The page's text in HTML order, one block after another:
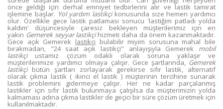
önce geldiği için derhal emniyet tedbirlerini alır ve lastik tamirat
işlemine başlar. Yol yardım lastikçikonusunda size hemen yardımcı
olur. Özellikle gece lastik patlaması sonucu 'lastiğim patladı yolda
kaldım' düşüncesiyle çaresiz bekleyen müşterilerimiz için en
yakın Gemerek seyyar lastikçihizmeti daha da önem kazanmaktadır.
Gece açık Gemerek lastikçi bulabilir miyim sorusuna mahal bile
bırakmadan, "24 saat açık lastikçi" anlayışıyla Gemerek mobil
lastikçiustamız çözüm odaklı olarak soruna yaklaşır ve
müşterilerimize yardımcı olmaya çalışır. Gece şartlarında,Gemerek
lastikçibütün şartları zorlayarak gerekirse sıfır lastik, alternatif
olarak çıkma lastik ( ikinci el lastik ) müşterinin tercihine sunarak
lastik problemini gidermeye çalışır. Her ne kadar parçalanmış
lastikler için sıfır lastik bulunmaya çalışılsa da müşterimizin yolda
kalmaması adına çıkma lastikler de geçici bir süre çözüm üretmek için
kullanılmaktadır.